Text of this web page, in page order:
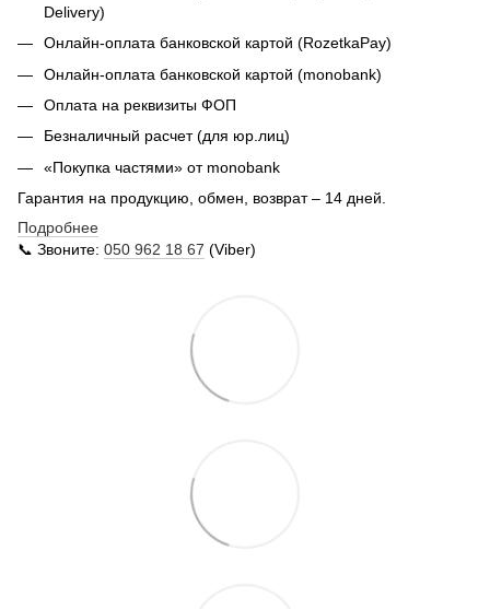
Delivery)
Онлайн-оплата банковской картой (RozetkaPay)
Онлайн-оплата банковской картой (monobank)
Оплата на реквизиты ФОП
Безналичный расчет (для юр.лиц)
«Покупка частями» от monobank
Гарантия на продукцию, обмен, возврат – 14 дней.
Подробнее
📞 Звоните: 050 962 18 67 (Viber)